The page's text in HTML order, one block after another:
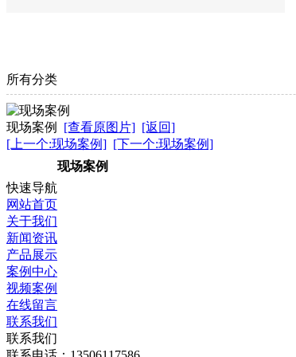
所有分类
现场案例 [查看原图片]
[返回]
[上一个:现场案例]
[下一个:现场案例]
现场案例
快速导航
网站首页
关于我们
新闻资讯
产品展示
案例中心
视频案例
在线留言
联系我们
联系我们